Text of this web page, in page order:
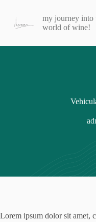
t
my journey into
world of wine!
Lorem ipsum dolor sit amet,